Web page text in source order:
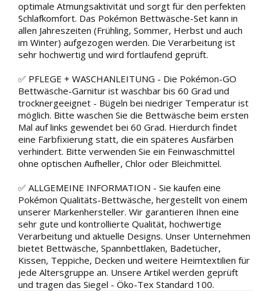
optimale Atmungsaktivität und sorgt für den perfekten
Schlafkomfort. Das Pokémon Bettwäsche-Set kann in
allen Jahreszeiten (Frühling, Sommer, Herbst und auch
im Winter) aufgezogen werden. Die Verarbeitung ist
sehr hochwertig und wird fortlaufend geprüft.
✅ PFLEGE + WASCHANLEITUNG - Die Pokémon-GO
Bettwäsche-Garnitur ist waschbar bis 60 Grad und
trocknergeeignet - Bügeln bei niedriger Temperatur ist
möglich. Bitte waschen Sie die Bettwäsche beim ersten
Mal auf links gewendet bei 60 Grad. Hierdurch findet
eine Farbfixierung statt, die ein späteres Ausfärben
verhindert. Bitte verwenden Sie ein Feinwaschmittel
ohne optischen Aufheller, Chlor oder Bleichmittel.
✅ ALLGEMEINE INFORMATION - Sie kaufen eine
Pokémon Qualitäts-Bettwäsche, hergestellt von einem
unserer Markenhersteller. Wir garantieren Ihnen eine
sehr gute und kontrollierte Qualität, hochwertige
Verarbeitung und aktuelle Designs. Unser Unternehmen
bietet Bettwäsche, Spannbettlaken, Badetücher,
Kissen, Teppiche, Decken und weitere Heimtextilien für
jede Altersgruppe an. Unsere Artikel werden geprüft
und tragen das Siegel - Öko-Tex Standard 100.